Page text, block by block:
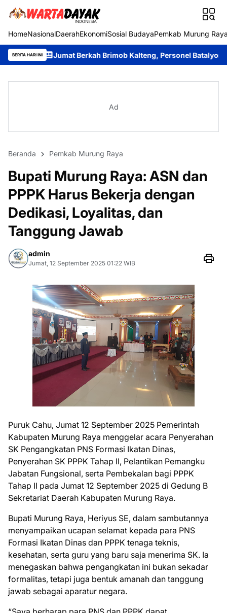
HomeNasionalDaerahEkonomiSosial BudayaPemkab Murung
BERITA HARI INI
Berkah Brimob Kalteng, Personel Batalyon B Pelopor
Ad
Beranda Pemkab Murung Raya
Bupati Murung Raya: ASN dan
PPPK Harus Bekerja dengan
Dedikasi, Loyalitas, dan
Tanggung Jawab
admin
Jumat, 12 September 2025 01:22 WIB
Puruk Cahu, Jumat 12 September 2025 Pemerintah
Kabupaten Murung Raya menggelar acara Penyerahan
SK Pengangkatan PNS Formasi Ikatan Dinas,
Penyerahan SK PPPK Tahap II, Pelantikan Pemangku
Jabatan Fungsional, serta Pembekalan bagi PPPK
Tahap II pada Jumat 12 September 2025 di Gedung B
Sekretariat Daerah Kabupaten Murung Raya.
Bupati Murung Raya, Heriyus SE, dalam sambutannya
menyampaikan ucapan selamat kepada para PNS
Formasi Ikatan Dinas dan PPPK tenaga teknis,
kesehatan, serta guru yang baru saja menerima SK. Ia
menegaskan bahwa pengangkatan ini bukan sekadar
formalitas, tetapi juga bentuk amanah dan tanggung
jawab sebagai aparatur negara.